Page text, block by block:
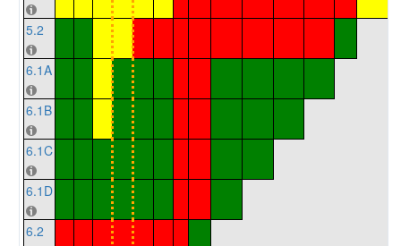
5.2
6.1A
6.1B
6.1C
6.1D
6.2